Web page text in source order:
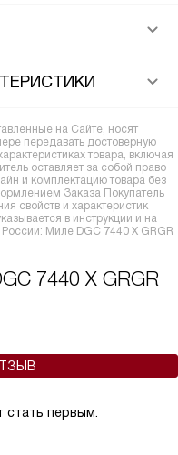
на Сайте, носят
передавать достоверную
товара, включая
оставляет за собой право
и комплектацию товара без
Заказа Покупатель
свойств и характеристик
в инструкции и на
Миле DGC 7440 X GRGR
7440 X GRGR
первым.